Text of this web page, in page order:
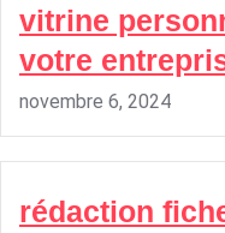
vitrine
votre
novembre 6, 2024
rédaction